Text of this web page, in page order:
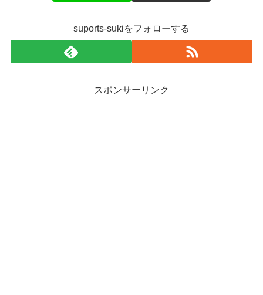
suports-sukiをフォローする
スポンサーリンク